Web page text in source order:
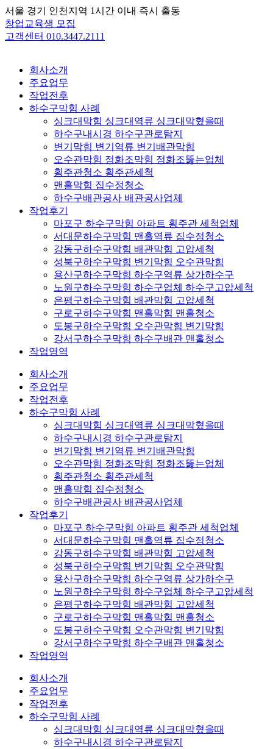
Skip
to
content
서울 경기 인천지역 1시간 이내 즉시 출동
창업교육생 모집
고객센터 010.3447.2111
회사소개
주요업무
작업전후
하수구막힘 사례
싱크대막힘 싱크대역류 싱크대막혔을때
하수구내시경 하수구관로탐지
변기막힘 변기역류 변기배관막힘
오수관막힘 정화조막힘 정화조뚫는업체
횡주관청소 횡주관세척
맨홀막힘 집수정청소
하수구배관공사 배관공사업체
작업후기
마포구 하수구막힘 아파트 횡주관 세척업체
서대문하수구막힘 맨홀역류 집수정청소
강동구하수구막힘 배관막힘 고압세척
성북구하수구막힘 변기막힘 오수관막힘
용산구하수구막힘 하수구역류 상가하수구
노원구하수구막힘 하수구업체 하수구고압세척
은평구하수구막힘 배관막힘 고압세척
구로구하수구막힘 맨홀막힘 맨홀청소
도봉구하수구막힘 오수관막힘 변기막힘
강서구하수구막힘 하수구배관 맨홀청소
작업영역
회사소개
주요업무
작업전후
하수구막힘 사례
싱크대막힘 싱크대역류 싱크대막혔을때
하수구내시경 하수구관로탐지
변기막힘 변기역류 변기배관막힘
오수관막힘 정화조막힘 정화조뚫는업체
횡주관청소 횡주관세척
맨홀막힘 집수정청소
하수구배관공사 배관공사업체
작업후기
마포구 하수구막힘 아파트 횡주관 세척업체
서대문하수구막힘 맨홀역류 집수정청소
강동구하수구막힘 배관막힘 고압세척
성북구하수구막힘 변기막힘 오수관막힘
용산구하수구막힘 하수구역류 상가하수구
노원구하수구막힘 하수구업체 하수구고압세척
은평구하수구막힘 배관막힘 고압세척
구로구하수구막힘 맨홀막힘 맨홀청소
도봉구하수구막힘 오수관막힘 변기막힘
강서구하수구막힘 하수구배관 맨홀청소
작업영역
회사소개
주요업무
작업전후
하수구막힘 사례
싱크대막힘 싱크대역류 싱크대막혔을때
하수구내시경 하수구관로탐지